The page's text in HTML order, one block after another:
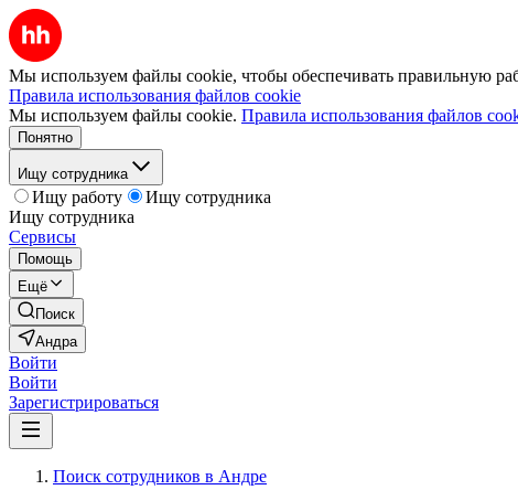
Мы используем файлы cookie, чтобы обеспечивать правильную
Правила использования файлов cookie
Мы используем файлы cookie. Правила использования файлов
Понятно
Ищу сотрудника
Ищу работу
Ищу сотрудника
Ищу сотрудника
Сервисы
Помощь
Ещё
Поиск
Андра
Войти
Войти
Зарегистрироваться
Поиск сотрудников в Андре